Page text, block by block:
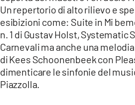
Un repertorio di alto rilievo e
esibizioni come: Suite in Mi
n. 1 di Gustav Holst, Systematic
Carnevali ma anche una
di Kees Schoonenbeek con
dimenticare le sinfonie del
Piazzolla.